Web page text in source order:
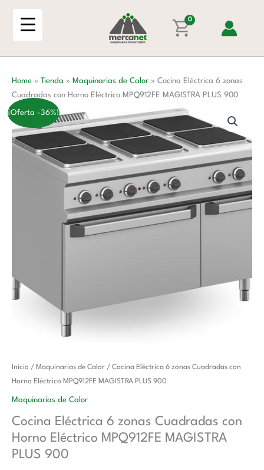
0
Home » Tienda » Maquinarias de Calor » Cocina Eléctrica 6 zonas
Cuadradas con Horno Eléctrico MPQ912FE MAGISTRA PLUS 900
¡Oferta -36%!
Inicio / Maquinarias de Calor / Cocina Eléctrica 6 zonas Cuadradas con
Horno Eléctrico MPQ912FE MAGISTRA PLUS 900
Maquinarias de Calor
Cocina Eléctrica 6 zonas Cuadradas con
Horno Eléctrico MPQ912FE MAGISTRA
PLUS 900
El
precio
original
8.287,00 €.
El
precio
5.278,00 €.
Cocina
Eléctrica
6
Cuadradas
con
Horno
Cuadradas
con
Horno
MPQ912FE
MAGISTRA
PLUS
900
cantidad